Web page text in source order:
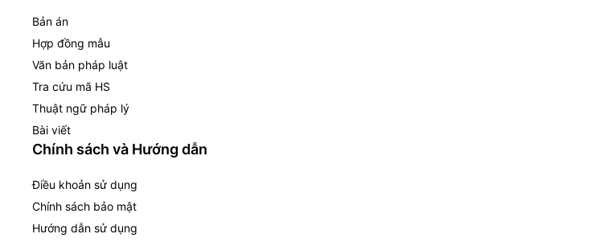
Bản án
Hợp đồng mẫu
Văn bản pháp luật
Tra cứu mã HS
Thuật ngữ pháp lý
Bài viết
Chính sách và Hướng dẫn
Điều khoản sử dụng
Chính sách bảo mật
Hướng dẫn sử dụng